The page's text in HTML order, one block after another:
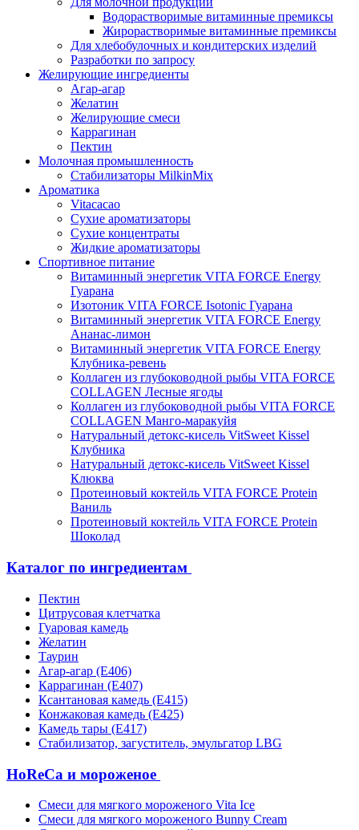
Водорастворимые витаминные премиксы
Жирорастворимые витаминные премиксы
Для хлебобулочных и кондитерских изделий
Разработки по запросу
Желирующие ингредиенты
Агар-агар
Желатин
Желирующие смеси
Каррагинан
Пектин
Молочная промышленность
Стабилизаторы MilkinMix
Ароматика
Vitacacao
Сухие ароматизаторы
Сухие концентраты
Жидкие ароматизаторы
Спортивное питание
Витаминный энергетик VITA FORCE Energy
Гуарана
Изотоник VITA FORCE Isotonic Гуарана
Витаминный энергетик VITA FORCE Energy
Ананас-лимон
Витаминный энергетик VITA FORCE Energy
Клубника-ревень
Коллаген из глубоководной рыбы VITA FORCE
COLLAGEN Лесные ягоды
Коллаген из глубоководной рыбы VITA FORCE
COLLAGEN Манго-маракуйя
Натуральный детокс-кисель VitSweet Kissel
Клубника
Натуральный детокс-кисель VitSweet Kissel
Клюква
Протеиновый коктейль VITA FORCE Protein
Ваниль
Протеиновый коктейль VITA FORCE Protein
Шоколад
Каталог по ингредиентам
Пектин
Цитрусовая клетчатка
Гуаровая камедь
Желатин
Таурин
Агар-агар (Е406)
Каррагинан (Е407)
Ксантановая камедь (Е415)
Конжаковая камедь (Е425)
Камедь тары (Е417)
Стабилизатор, загуститель, эмульгатор LBG
HoReCa и мороженое
Смеси для мягкого мороженого Vita Ice
Смеси для мягкого мороженого Bunny Cream